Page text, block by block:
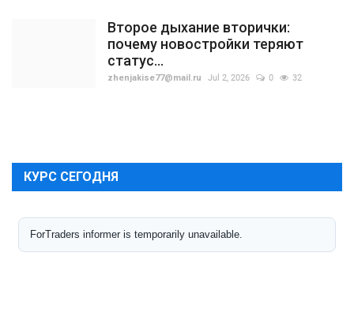
Второе дыхание вторички:
почему новостройки теряют
статус...
zhenjakise77@mail.ru Jul 2, 2026 0 32
КУРС СЕГОДНЯ